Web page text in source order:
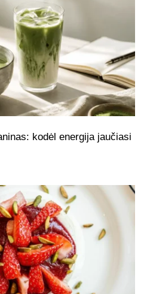
kodėl energija jaučiasi